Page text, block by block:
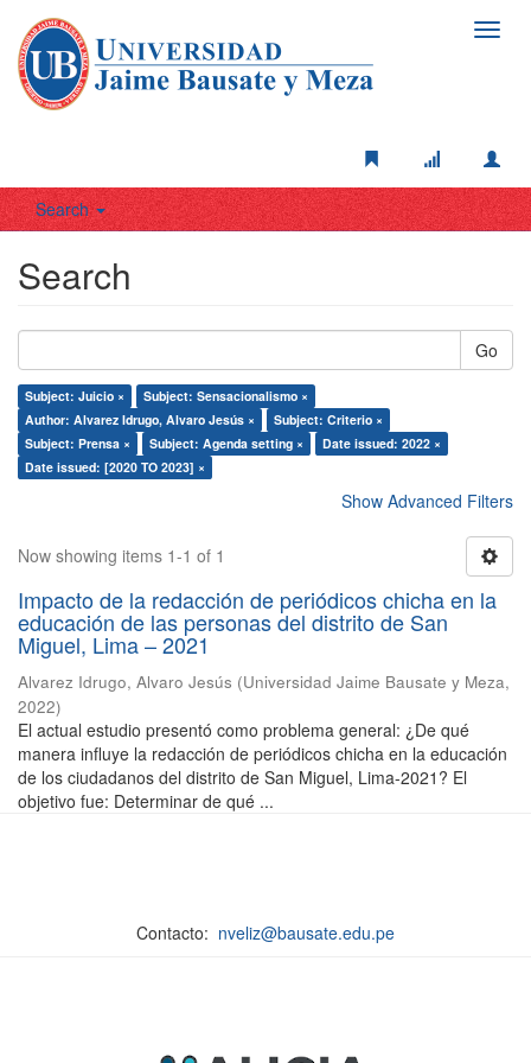
Search
Search
Go
Subject: Juicio ×
Subject: Sensacionalismo ×
Author: Alvarez Idrugo, Alvaro Jesús ×
Subject: Criterio ×
Subject: Prensa ×
Subject: Agenda setting ×
Date issued: 2022 ×
Date issued: [2020 TO 2023] ×
Show Advanced Filters
Now showing items 1-1 of 1
Impacto de la redacción de periódicos chicha en la
educación de las personas del distrito de San
Miguel, Lima – 2021
Alvarez Idrugo, Alvaro Jesús (Universidad Jaime Bausate y Meza,
2022)
El actual estudio presentó como problema general: ¿De qué
manera influye la redacción de periódicos chicha en la educación
de los ciudadanos del distrito de San Miguel, Lima-2021? El
objetivo fue: Determinar de qué ...
Contacto: nveliz@bausate.edu.pe